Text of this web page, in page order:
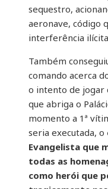
sequestro,
aeronave, código
interferência
Também
comando acerca
o intento de jogar
que abriga o
momento a 1ª
seria executada, o
Evangelista que
todas as
como herói que